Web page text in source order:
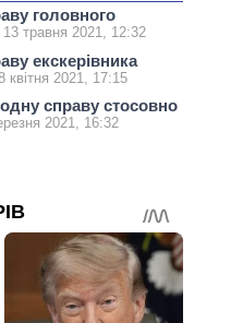
головного
13 травня 2021, 12:32
екскерівника
квітня 2021, 17:15
справу стосовно
2021, 16:32